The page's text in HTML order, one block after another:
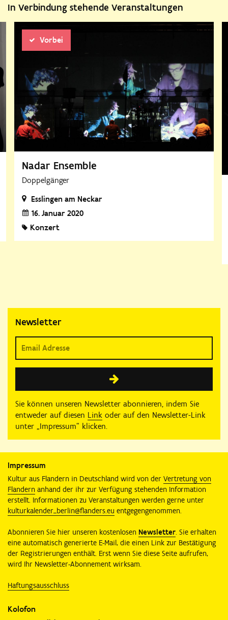
In Verbindung stehende Veranstaltungen
Vorbei
Nadar Ensemble
Doppelgänger
Esslingen am Neckar
16. Januar 2020
Konzert
Newsletter
Sie können unseren Newsletter abonnieren, indem Sie
entweder auf diesen Link oder auf den Newsletter-Link
unter „Impressum“ klicken.
Impressum
Kultur aus Flandern in Deutschland wird von der Vertretung von
Flandern anhand der ihr zur Verfügung stehenden Information
erstellt. Informationen zu Veranstaltungen werden gerne unter
kulturkalender_berlin@flanders.eu entgegengenommen.
Abonnieren Sie hier unseren kostenlosen Newsletter. Sie erhalten
eine automatisch generierte E-Mail, die einen Link zur Bestätigung
der Registrierungen enthält. Erst wenn Sie diese Seite aufrufen,
wird Ihr Newsletter-Abonnement wirksam.
Haftungsausschluss
Kolofon